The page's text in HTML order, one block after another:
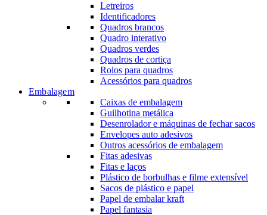
Letreiros
Identificadores
Quadros brancos
Quadro interativo
Quadros verdes
Quadros de cortiça
Rolos para quadros
Acessórios para quadros
Embalagem
Caixas de embalagem
Guilhotina metálica
Desenrolador e máquinas de fechar sacos
Envelopes auto adesivos
Outros acessórios de embalagem
Fitas adesivas
Fitas e laços
Plástico de borbulhas e filme extensível
Sacos de plástico e papel
Papel de embalar kraft
Papel fantasia